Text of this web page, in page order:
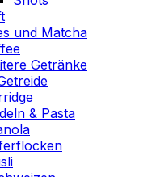
und Matcha
Getränke
& Pasta